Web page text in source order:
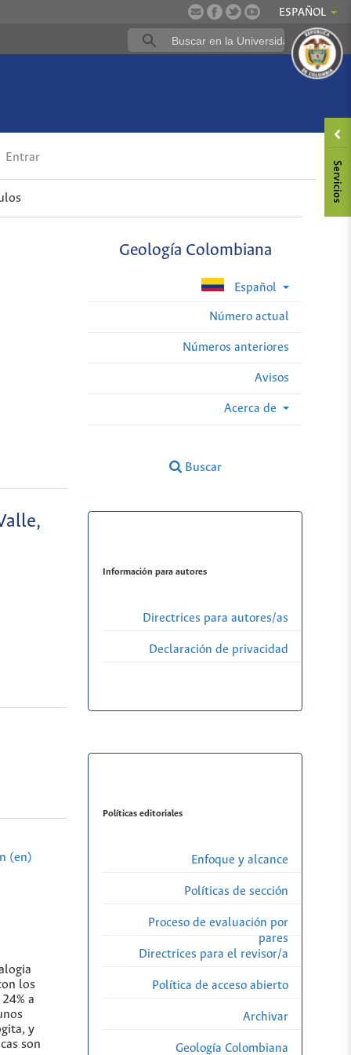
ESPAÑOL
Entrar
Geología Colombiana
Español
Número actual
Números anteriores
Avisos
Acerca de
Buscar
(en)
los
a
y
son
Información para autores
Directrices para autores/as
Declaración de privacidad
Políticas editoriales
Enfoque y alcance
Políticas de sección
Proceso de evaluación por
pares
Directrices para el revisor/a
Política de acceso abierto
Archivar
Geología Colombiana